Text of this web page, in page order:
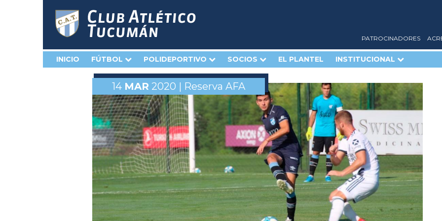
PATROCINADORES
INICIO FÚTBOL POLIDEPORTIVO SOCIOS EL PLANTEL INSTITUCIONAL
14 MAR 2020 | Reserva AFA